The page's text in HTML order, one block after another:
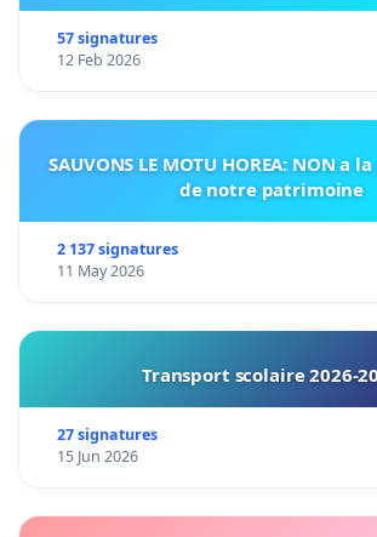
57 signatures
12 Feb 2026
SAUVONS LE MOTU HOREA: NON a
de notre patrimoine
2 137 signatures
11 May 2026
Transport scolaire 2026-
27 signatures
15 Jun 2026